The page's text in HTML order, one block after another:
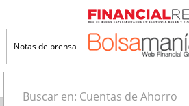
Notas de prensa
Buscar en: